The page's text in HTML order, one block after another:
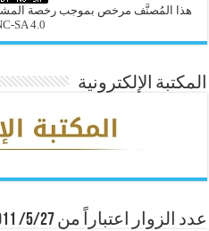
هذا المُصنَّف مرخص بموجب رخصة المشاع
SA 4.0)
المكتبة الإلكترونية
عدد الزوار اعتباراً من 5/27/ 2011